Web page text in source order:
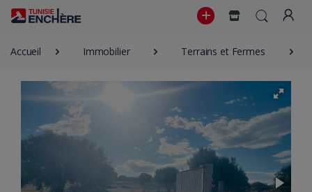
Accueil Immobilier Terrains et Fermes